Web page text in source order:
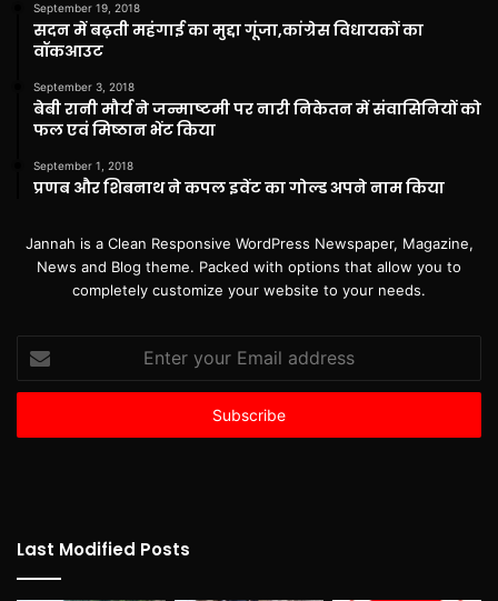
September 19, 2018
सदन में बढ़ती महंगाई का मुद्दा गूंजा,कांग्रेस विधायकों का
वॉकआउट
September 3, 2018
बेबी रानी मौर्य ने जन्माष्टमी पर नारी निकेतन में संवासिनियों को
फल एवं मिष्ठान भेंट किया
September 1, 2018
प्रणब और शिबनाथ ने कपल इवेंट का गोल्ड अपने नाम किया
Jannah is a Clean Responsive WordPress Newspaper, Magazine,
News and Blog theme. Packed with options that allow you to
completely customize your website to your needs.
your
Email
Last Modified Posts